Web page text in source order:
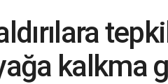
kalkma